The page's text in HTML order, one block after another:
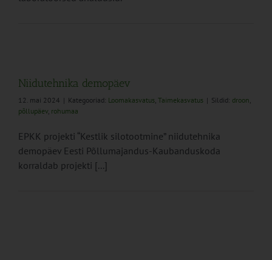
Niidutehnika demopäev
12. mai 2024 | Kategooriad: Loomakasvatus, Taimekasvatus | Sildid: droon,
põllupäev, rohumaa
EPKK projekti “Kestlik silotootmine” niidutehnika
demopäev Eesti Põllumajandus-Kaubanduskoda
korraldab projekti [...]